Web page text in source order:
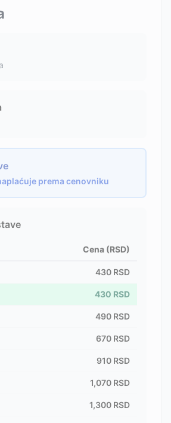
prema cenovniku
Cena (RSD)
430 RSD
430 RSD
490 RSD
670 RSD
910 RSD
1,070 RSD
1,300 RSD